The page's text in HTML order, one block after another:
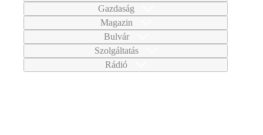
Gazdaság
Magazin
Bulvár
Szolgáltatás
Rádió